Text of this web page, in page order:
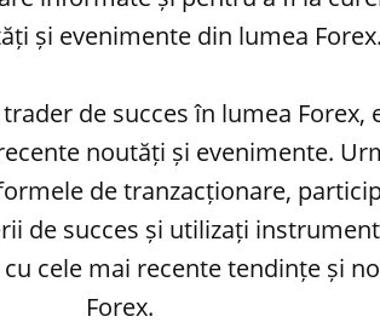
și evenimente din lumea Forex.
de succes în lumea Forex,
noutăți și evenimente.
de tranzacționare,
de succes și utilizați
cele mai recente tendințe și
Forex.